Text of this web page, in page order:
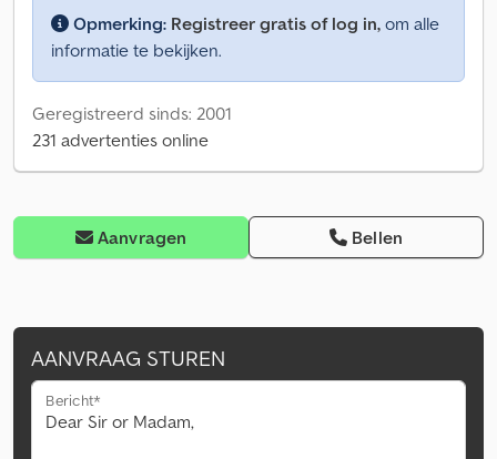
Opmerking: Registreer gratis of log in, om alle
informatie te bekijken.
Geregistreerd sinds: 2001
231 advertenties online
Aanvragen Bellen
AANVRAAG STUREN
Bericht*